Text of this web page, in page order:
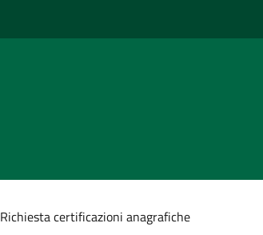
Richiesta certificazioni anagrafiche